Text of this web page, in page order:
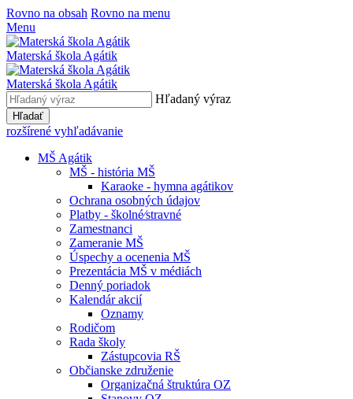
Rovno na obsah Rovno na menu
Menu
Materská škola Agátik
Materská škola Agátik
Hľadaný výraz
Hľadať
rozšírené vyhľadávanie
MŠ Agátik
MŠ - história MŠ
Karaoke - hymna agátikov
Ochrana osobných údajov
Platby - školné⁄stravné
Zamestnanci
Zameranie MŠ
Úspechy a ocenenia MŠ
Prezentácia MŠ v médiách
Denný poriadok
Kalendár akcií
Oznamy
Rodičom
Rada školy
Zástupcovia RŠ
Občianske združenie
Organizačná štruktúra OZ